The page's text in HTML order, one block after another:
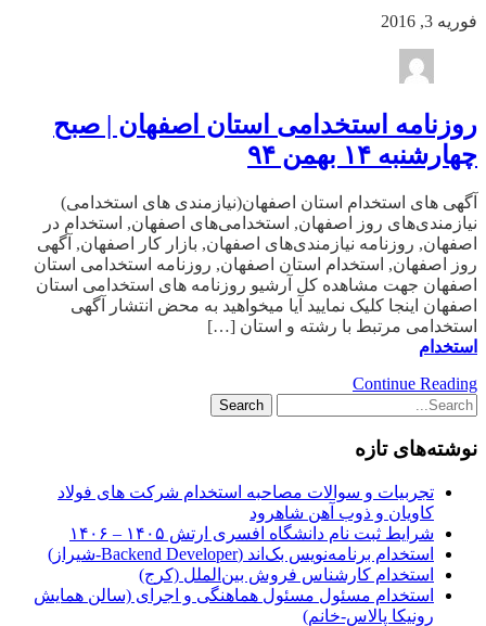
فوریه 3, 2016
روزنامه استخدامی استان اصفهان | صبح
چهارشنبه ۱۴ بهمن ۹۴
آگهی های استخدام استان اصفهان(نیازمندی های استخدامی)
نیازمندی‌های روز اصفهان, استخدامی‌های اصفهان, استخدام در
اصفهان, روزنامه نیازمندی‌های اصفهان, بازار کار اصفهان, آگهی
روز اصفهان, استخدام استان اصفهان, روزنامه استخدامی استان
اصفهان جهت مشاهده کل آرشیو روزنامه های استخدامی استان
اصفهان اینجا کلیک نمایید آیا میخواهید به محض انتشار آگهی
استخدامی مرتبط با رشته و استان […]
استخدام
Continue Reading
نوشته‌های تازه
تجربیات و سوالات مصاحبه استخدام شرکت های فولاد
کاویان و ذوب آهن شاهرود
شرایط ثبت نام دانشگاه افسری ارتش ۱۴۰۵ – ۱۴۰۶
استخدام برنامه‌نویس بک‌اند (Backend Developer-شیراز)
استخدام کارشناس فروش بین‌الملل (کرج)
استخدام مسئول مسئول هماهنگی و اجرای (سالن همایش
رونیکا پالاس-خانم)